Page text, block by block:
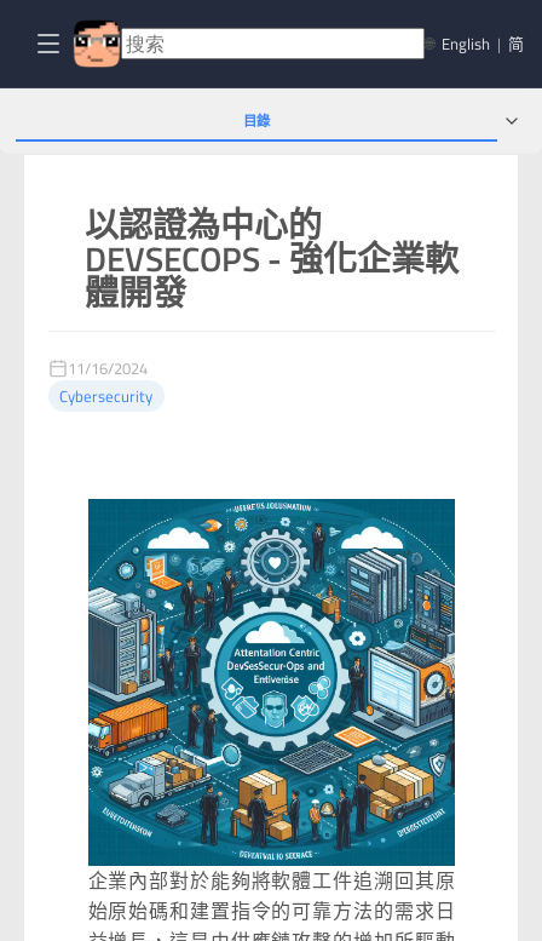
🌐 English | 简
以認證為中心的
DEVSECOPS - 強化企業軟
體開發
11/16/2024
Cybersecurity
目錄
企業內部對於能夠將軟體工件追溯回其原
始原始碼和建置指令的可靠方法的需求日